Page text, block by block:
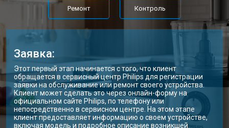
Ремонт Контроль
Заявка:
Этот первый этап начинается с того, что клиент
обращается в сервисный центр Philips для регистрации
заявки на обслуживание или ремонт своего устройства.
Клиент может сделать это через онлайн-форму на
официальном сайте Philips, по телефону или
непосредственно в сервисном центре. На этом этапе
клиент предоставляет информацию о своем устройстве,
включая модель и подробное описание возникшей